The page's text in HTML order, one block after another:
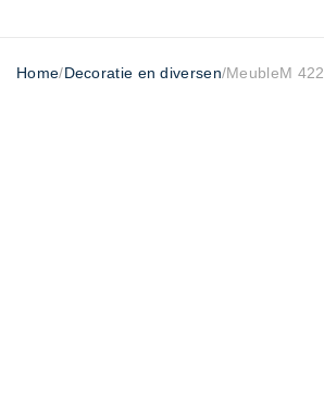
Home/Decoratie en diversen/MeubleM 422